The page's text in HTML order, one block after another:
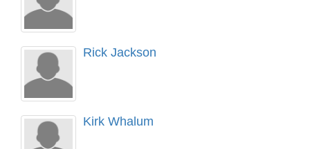
Rick Jackson
Kirk Whalum